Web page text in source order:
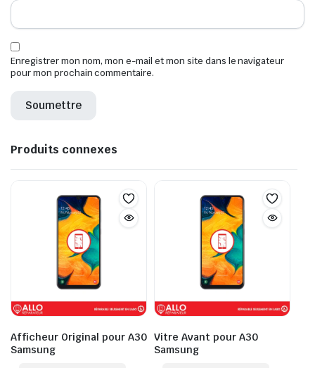
Enregistrer mon nom, mon e-mail et mon site dans le navigateur
pour mon prochain commentaire.
Produits connexes
Afficheur Original pour A30
Samsung
Vitre Avant pour A30
Samsung